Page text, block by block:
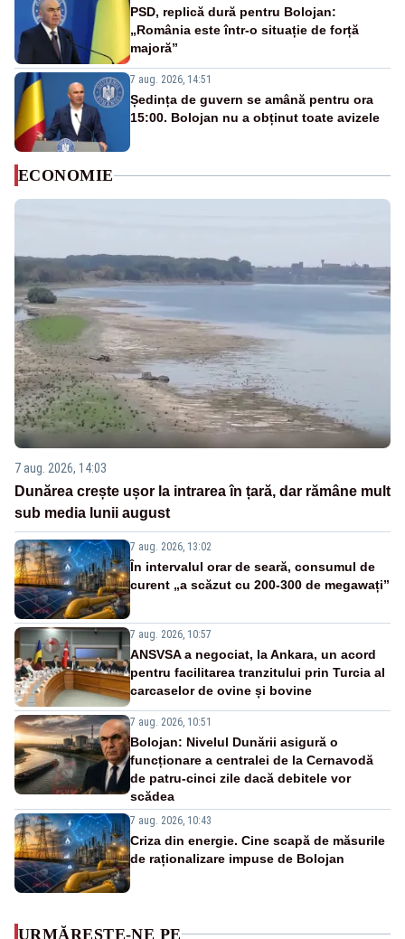
PSD, replică dură pentru Bolojan:
„România este într-o situație de forță
majoră”
7 aug. 2026, 14:51
Ședința de guvern se amână pentru ora
15:00. Bolojan nu a obținut toate avizele
ECONOMIE
7 aug. 2026, 14:03
Dunărea crește ușor la intrarea în țară, dar rămâne mult
sub media lunii august
7 aug. 2026, 13:02
În intervalul orar de seară, consumul de
curent „a scăzut cu 200-300 de megawați”
7 aug. 2026, 10:57
ANSVSA a negociat, la Ankara, un acord
pentru facilitarea tranzitului prin Turcia al
carcaselor de ovine și bovine
7 aug. 2026, 10:51
Bolojan: Nivelul Dunării asigură o
funcționare a centralei de la Cernavodă
de patru-cinci zile dacă debitele vor
scădea
7 aug. 2026, 10:43
Criza din energie. Cine scapă de măsurile
de raționalizare impuse de Bolojan
URMĂREȘTE-NE PE